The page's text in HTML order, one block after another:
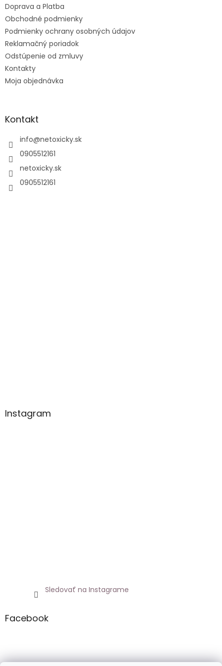
e
Doprava a Platba
Obchodné podmienky
Podmienky ochrany osobných údajov
Reklamačný poriadok
Odstúpenie od zmluvy
Kontakty
Moja objednávka
Kontakt
info@netoxicky.sk
0905512161
netoxicky.sk
0905512161
Instagram
Sledovať na Instagrame
Facebook